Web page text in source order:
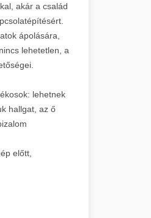
akár a család
ápolására,
lehetetlen, a
lehetnek
hallgat, az ő
előtt,